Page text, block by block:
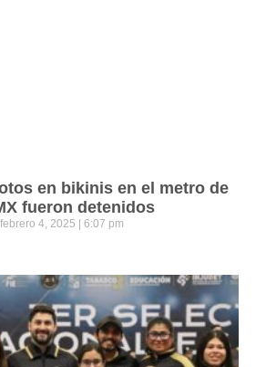
en bikinis en el metro de
fueron detenidos
febrero 4, 2025 6:07 pm